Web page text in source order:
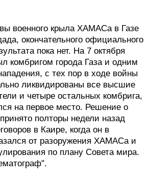
военного крыла ХАМАСа в Газе
окончательного официального
пока нет. На 7 октября
комбригом города Газа и одним
с тех пор в ходе войны
ликвидированы все высшие
и четыре остальных комбрига,
на первое место. Решение о
полторы недели назад
в Каире, когда он в
от разоружения ХАМАСа и
по плану Совета мира.